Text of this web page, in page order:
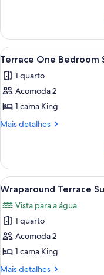
Suite
Carrega
todas
as
fotos
de
Terrace
Suite
Accessible
10
Terrace One Bedroom
1 quarto
Acomoda 2
1 cama King
Mais detalhes
Mais
One
Bedroom
Suite
Accessible
Carrega
todas
as
fotos
de
Wraparound
Terrace
5
Wraparound Terrace
Vista para a água
1 quarto
Acomoda 2
1 cama King
Mais detalhes
Mais